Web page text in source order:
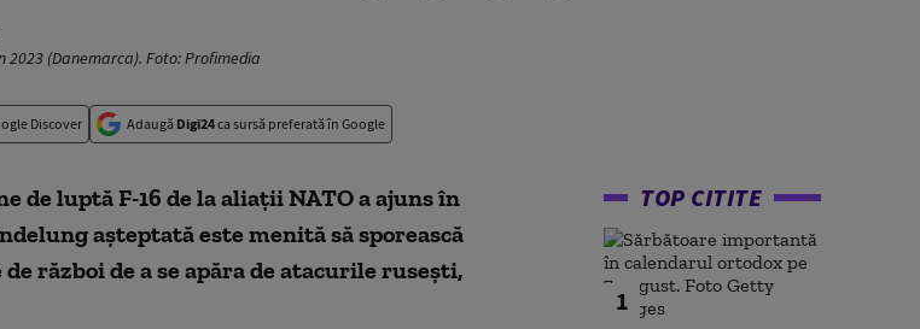
2023 (Danemarca). Foto: Profimedia
Discover Adaugă Digi24ca sursă preferată în Google
de luptă F-16 de la aliații NATO a ajuns în
așteptată este menită să sporească
război de a se apăra de atacurile rusești,
TOP CITITE
1